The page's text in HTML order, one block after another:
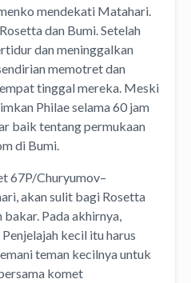
mendekati Matahari.
dan Bumi. Setelah
dan meninggalkan
memotret dan
tinggal mereka. Meski
Philae selama 60 jam
baik tentang permukaan
di Bumi.
67P/Churyumov–
akan sulit bagi Rosetta
Pada akhirnya,
kecil itu harus
teman kecilnya untuk
komet